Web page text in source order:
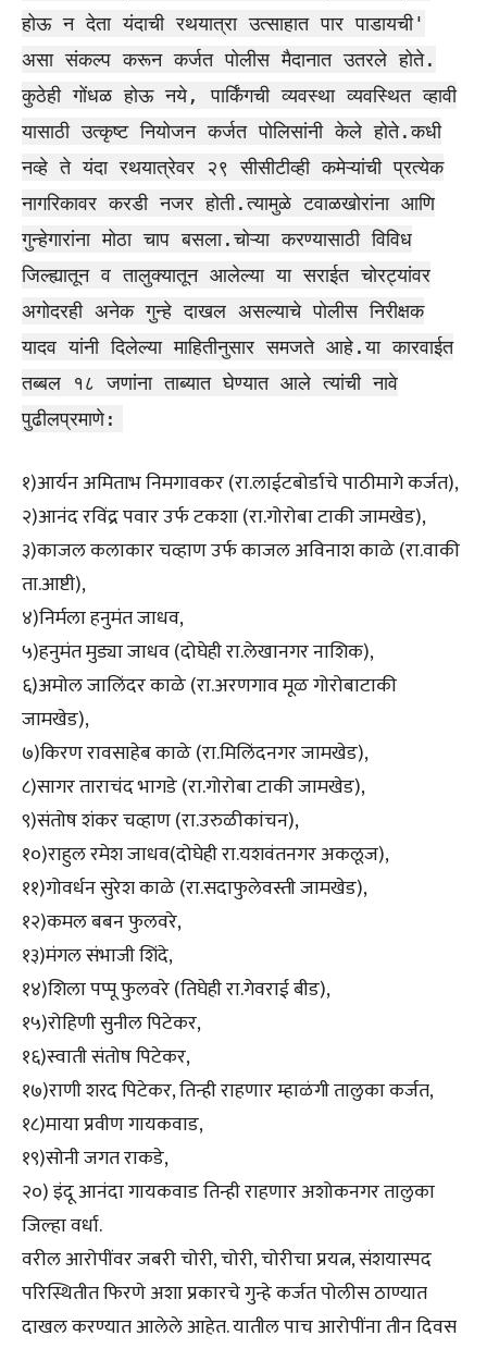
होऊ न देता यंदाची रथयात्रा उत्साहात पार पाडायची'
असा संकल्प करून कर्जत पोलीस मैदानात उतरले होते.
कुठेही गोंधळ होऊ नये, पार्किंगची व्यवस्था व्यवस्थित व्हावी
यासाठी उत्कृष्ट नियोजन कर्जत पोलिसांनी केले होते.कधी
नव्हे ते यंदा रथयात्रेवर २९ सीसीटीव्ही कमेऱ्यांची प्रत्येक
नागरिकावर करडी नजर होती.त्यामुळे टवाळखोरांना आणि
गुन्हेगारांना मोठा चाप बसला.चोऱ्या करण्यासाठी विविध
जिल्ह्यातून व तालुक्यातून आलेल्या या सराईत चोरट्यांवर
अगोदरही अनेक गुन्हे दाखल असल्याचे पोलीस निरीक्षक
यादव यांनी दिलेल्या माहितीनुसार समजते आहे.या कारवाईत
तब्बल १८ जणांना ताब्यात घेण्यात आले त्यांची नावे
पुढीलप्रमाणे:
१)आर्यन अमिताभ निमगावकर (रा.लाईटबोर्डाचे पाठीमागे कर्जत),
२)आनंद रविंद्र पवार उर्फ टकशा (रा.गोरोबा टाकी जामखेड),
३)काजल कलाकार चव्हाण उर्फ काजल अविनाश काळे (रा.वाकी
ता.आष्टी),
४)निर्मला हनुमंत जाधव,
५)हनुमंत मुड्या जाधव (दोघेही रा.लेखानगर नाशिक),
६)अमोल जालिंदर काळे (रा.अरणगाव मूळ गोरोबाटाकी
जामखेड),
७)किरण रावसाहेब काळे (रा.मिलिंदनगर जामखेड),
८)सागर ताराचंद भागडे (रा.गोरोबा टाकी जामखेड),
९)संतोष शंकर चव्हाण (रा.उरुळीकांचन),
१०)राहुल रमेश जाधव(दोघेही रा.यशवंतनगर अकलूज),
११)गोवर्धन सुरेश काळे (रा.सदाफुलेवस्ती जामखेड),
१२)कमल बबन फुलवरे,
१३)मंगल संभाजी शिंदे,
१४)शिला पप्पू फुलवरे (तिघेही रा.गेवराई बीड),
१५)रोहिणी सुनील पिटेकर,
१६)स्वाती संतोष पिटेकर,
१७)राणी शरद पिटेकर, तिन्ही राहणार म्हाळंगी तालुका कर्जत,
१८)माया प्रवीण गायकवाड,
१९)सोनी जगत राकडे,
२०) इंदू आनंदा गायकवाड तिन्ही राहणार अशोकनगर तालुका
जिल्हा वर्धा.
वरील आरोपींवर जबरी चोरी, चोरी, चोरीचा प्रयत्न, संशयास्पद
परिस्थितीत फिरणे अशा प्रकारचे गुन्हे कर्जत पोलीस ठाण्यात
दाखल करण्यात आलेले आहेत. यातील पाच आरोपींना तीन दिवस